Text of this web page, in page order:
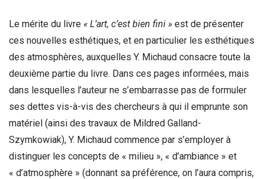
Le mérite du livre « L’art, c’est bien fini » est de présenter
ces nouvelles esthétiques, et en particulier les esthétiques
des atmosphères, auxquelles Y. Michaud consacre toute la
deuxième partie du livre. Dans ces pages informées, mais
dans lesquelles l’auteur ne s’embarrasse pas de formuler
ses dettes vis-à-vis des chercheurs à qui il emprunte son
matériel (ainsi des travaux de Mildred Galland-
Szymkowiak), Y. Michaud commence par s’employer à
distinguer les concepts de « milieu », « d’ambiance » et
« d’atmosphère » (donnant sa préférence, on l’aura compris,